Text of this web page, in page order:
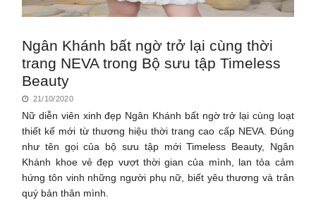
Ngân Khánh bất ngờ trở lại cùng thời
trang NEVA trong Bộ sưu tập Timeless
Beauty
21/10/2020
Nữ diễn viên xinh đẹp Ngân Khánh bất ngờ trở lại cùng loạt
thiết kế mới từ thương hiệu thời trang cao cấp NEVA. Đúng
như tên gọi của bộ sưu tập mới Timeless Beauty, Ngân
Khánh khoe vẻ đẹp vượt thời gian của mình, lan tỏa cảm
hứng tôn vinh những người phụ nữ, biết yêu thương và trân
quý bản thân mình.